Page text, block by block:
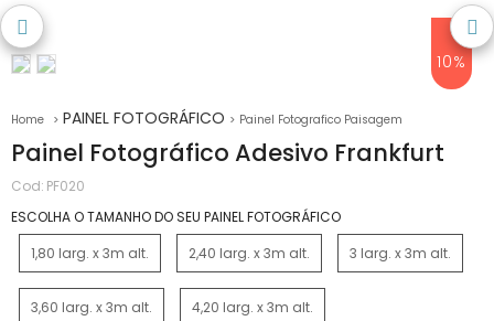
10%
PAINEL FOTOGRÁFICO Painel Fotografico Paisagem
Painel Fotográfico Adesivo Frankfurt
Cod: PF020
ESCOLHA O TAMANHO DO SEU PAINEL FOTOGRÁFICO
1,80 larg. x 3m alt.
2,40 larg. x 3m alt. 3 larg. x 3m alt.
3,60 larg. x 3m alt. 4,20 larg. x 3m alt.